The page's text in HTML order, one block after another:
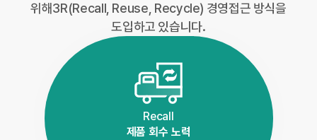
위해3R(Recall, Reuse, Recycle) 경영접근 방식을
도입하고 있습니다.
Recall
제품 회수 노력